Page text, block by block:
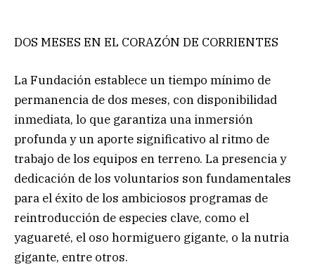
DOS MESES EN EL CORAZÓN DE CORRIENTES
La Fundación establece un tiempo mínimo de
permanencia de dos meses, con disponibilidad
inmediata, lo que garantiza una inmersión
profunda y un aporte significativo al ritmo de
trabajo de los equipos en terreno. La presencia y
dedicación de los voluntarios son fundamentales
para el éxito de los ambiciosos programas de
reintroducción de especies clave, como el
yaguareté, el oso hormiguero gigante, o la nutria
gigante, entre otros.